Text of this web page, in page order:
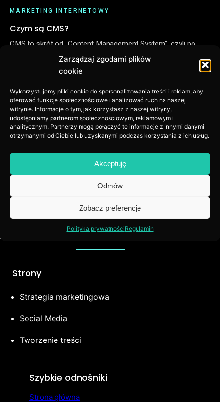
Zarządzaj zgodami plików
cookie
Wykorzystujemy pliki cookie do spersonalizowania treści i reklam, aby
oferować funkcje społecznościowe i analizować ruch na naszej
witrynie. Informacje o tym, jak korzystasz z naszej witryny,
udostępniamy partnerom społecznościowym, reklamowym i
analitycznym. Partnerzy mogą połączyć te informacje z innymi danymi
otrzymanymi od Ciebie lub uzyskanymi podczas korzystania z ich usług.
Akceptuję
Odmów
Zobacz preferencje
Polityka prywatnościRegulamin
MARKETING INTERNETOWY
Czym są CMS?
CMS to skrót od „Content Management System”, czyli po
polsku system zarządzania treścią. Są to strony lub
oprogramowania, dzięki którym możemy tworzyć własne…
READ MORE
Agencja Marketingu Ads Like
Kluczową kwestią w pracy z klientem jest zrozumienie potrzeb
i dostosowaniu ich do rynku. Tylko mierzalne efekty mają sens,
pozycję z AdsLike! Zapraszamy do współpracy.
Strony
Strategia marketingowa
Social Media
Tworzenie treści
Szybkie odnośniki
Strona główna